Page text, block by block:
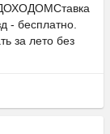
- бесплатно.
за лето без